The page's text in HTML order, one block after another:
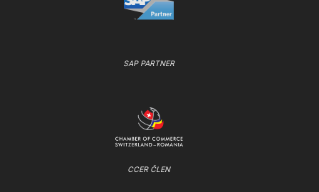
SAP PARTNER
CCER ČLEN